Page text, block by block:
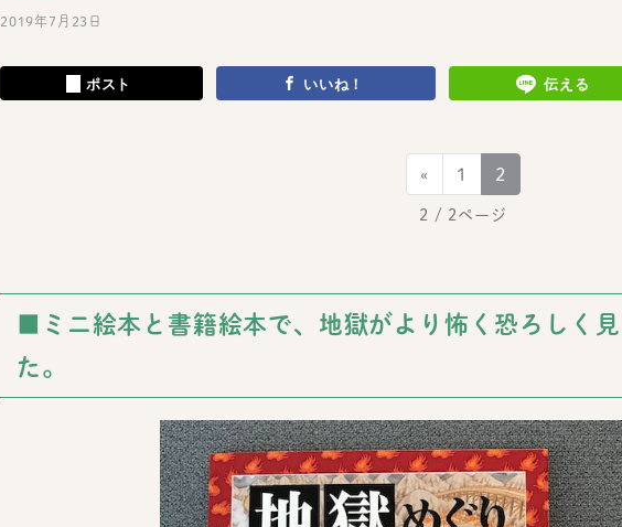
2019年7月23日
ポスト いいね！ 伝える
« 1 2
2 / 2ページ
■ミニ絵本と書籍絵本で、地獄がより怖く恐ろしく
た。